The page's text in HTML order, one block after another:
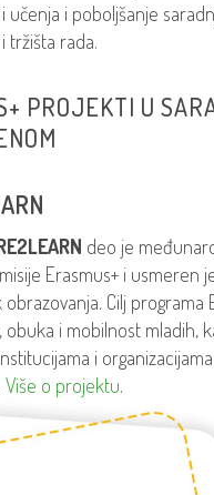
učenja i poboljšanje
tržišta rada.
PROJEKTI U
deo je
Erasmus+ i usmeren
Cilj programa
obuka i mobilnost mladih,
i
Više o projektu.